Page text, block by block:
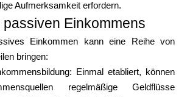
Blog
Sie uns
Aufmerksamkeit erfordern.
Einkommens
Einkommen kann eine Reihe von
bringen:
: Einmal etabliert, können
regelmäßige Geldflüsse